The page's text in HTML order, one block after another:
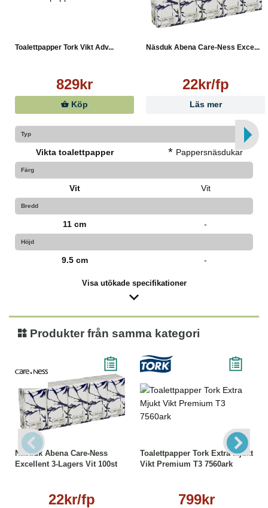
Toalettpapper Tork Vikt Adv...
829kr
Köp
Näsduk Abena Care-Ness Exce...
22kr/fp
Läs mer
Typ
Vikta toalettpapper * Pappersnäsdukar
Färg
Vit Vit
Bredd
11 cm -
Höjd
9.5 cm -
Visa utökade specifikationer
Produkter från samma kategori
Näsduk Abena Care-Ness
Excellent 3-Lagers Vit 100st
22kr/fp
Toalettpapper Tork Extra Mjukt
Vikt Premium T3 7560ark
799kr